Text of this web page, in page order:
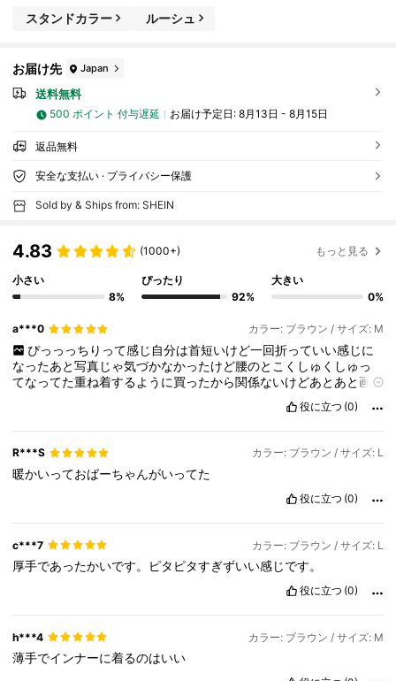
スタンドカラー ルーシュ
お届け先 Japan
送料無料
500 ポイント 付与遅延 お届け予定日: 8月13日 - 8月15日
返品無料
安全な支払い · プライバシー保護
Sold by & Ships from: SHEIN
4.83 (1000+) もっと見る
小さい
8%
ぴったり
92%
大きい
0%
a***0 カラー: ブラウン / サイズ: M
ぴっっっちりって感じ自分は首短いけど一回折っていい感じに
なったあと写真じゃ気づかなかったけど腰のとこくしゅくしゅっ
てなってた重ね着するように買ったから関係ないけどあとあと画
っとびっくり結構明るめの茶色あったかそうマイサイズ正確です
役に立つ (0)
R***S カラー: ブラウン / サイズ: L
暖かいっておばーちゃんがいってた
役に立つ (0)
c***7 カラー: ブラウン / サイズ: L
厚手であったかいです。ピタピタすぎずいい感じです。
役に立つ (0)
h***4 カラー: ブラウン / サイズ: M
薄手でインナーに着るのはいい